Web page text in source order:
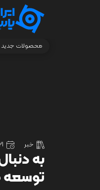
محصولات جدید
خبر 21
توسعه